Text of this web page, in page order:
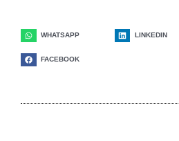
WHATSAPP LINKEDIN
FACEBOOK